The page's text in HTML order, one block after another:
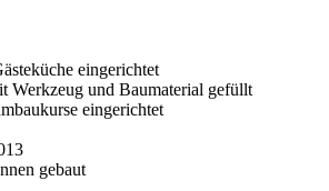
eingerichtet
Werkzeug und Baumaterial gefüllt
eingerichtet
gebaut